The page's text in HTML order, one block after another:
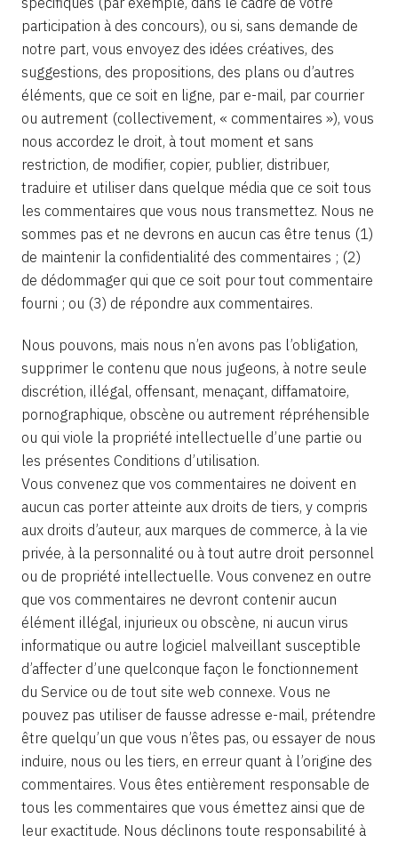
participation à des concours), ou si, sans demande de
notre part, vous envoyez des idées créatives, des
suggestions, des propositions, des plans ou d’autres
éléments, que ce soit en ligne, par e-mail, par courrier
ou autrement (collectivement, « commentaires »), vous
nous accordez le droit, à tout moment et sans
restriction, de modifier, copier, publier, distribuer,
traduire et utiliser dans quelque média que ce soit tous
les commentaires que vous nous transmettez. Nous ne
sommes pas et ne devrons en aucun cas être tenus (1)
de maintenir la confidentialité des commentaires ; (2)
de dédommager qui que ce soit pour tout commentaire
fourni ; ou (3) de répondre aux commentaires.
Nous pouvons, mais nous n’en avons pas l’obligation,
supprimer le contenu que nous jugeons, à notre seule
discrétion, illégal, offensant, menaçant, diffamatoire,
pornographique, obscène ou autrement répréhensible
ou qui viole la propriété intellectuelle d’une partie ou
les présentes Conditions d’utilisation.
Vous convenez que vos commentaires ne doivent en
aucun cas porter atteinte aux droits de tiers, y compris
aux droits d’auteur, aux marques de commerce, à la vie
privée, à la personnalité ou à tout autre droit personnel
ou de propriété intellectuelle. Vous convenez en outre
que vos commentaires ne devront contenir aucun
élément illégal, injurieux ou obscène, ni aucun virus
informatique ou autre logiciel malveillant susceptible
d’affecter d’une quelconque façon le fonctionnement
du Service ou de tout site web connexe. Vous ne
pouvez pas utiliser de fausse adresse e-mail, prétendre
être quelqu’un que vous n’êtes pas, ou essayer de nous
induire, nous ou les tiers, en erreur quant à l’origine des
commentaires. Vous êtes entièrement responsable de
tous les commentaires que vous émettez ainsi que de
leur exactitude. Nous déclinons toute responsabilité à